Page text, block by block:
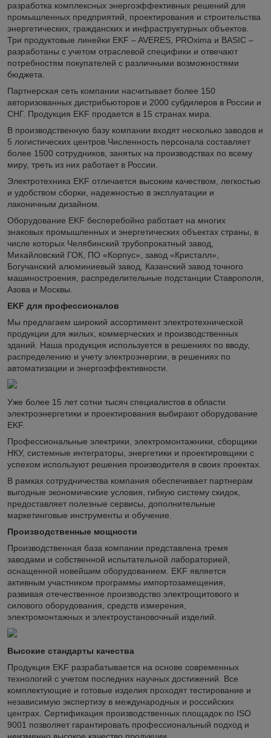
разработка комплексных энергоэффективных решений для
промышленных предприятий, проектирования и строительства
энергетических, гражданских и инфраструктурных объектов.
Три продуктовые линейки EKF – AVERES, PROxima и BASIC –
разработаны с учетом отраслевой специфики и отвечают
потребностям покупателей с различными возможностями
бюджета.
Партнерская сеть компании насчитывает более 150
авторизованных дистрибьюторов и 2000 субдилеров в России и
СНГ. Продукция EKF продается в 15 странах мира.
В производственную базу компании входят несколько заводов и
5 логистических центров.Численность персонала составляет
более 1500 сотрудников, занятых на производствах по всему
миру, треть из них работает в России.
Электротехника EKF отличается высоким качеством, легкостью
и удобством сборки, надежностью в эксплуатации и
лаконичным дизайном.
Оборудование EKF бесперебойно работает на многих
знаковых промышленных и энергетических объектах страны, в
числе которых Челябинский трубопрокатный завод,
Михайловский ГОК, ПО «Корпус», завод «Кристалл»,
Богучанский алюминиевый завод, Казанский завод точного
машиностроения, распределительные подстанции Ставрополя,
Азова и Москвы.
EKF для профессионалов
Мы предлагаем широкий ассортимент электротехнической
продукции для жилых, коммерческих и производственных
зданий. Наша продукция используется в решениях по вводу,
распределению и учету электроэнергии, в решениях по
автоматизации и энергоэффективности.
Уже более 15 лет сотни тысяч специалистов в области
электроэнергетики и проектирования выбирают оборудование
EKF.
Профессиональные электрики, электромонтажники, сборщики
НКУ, системные интеграторы, энергетики и проектировщики с
успехом используют решения производителя в своих проектах.
В рамках сотрудничества компания обеспечивает партнерам
выгодные экономические условия, гибкую систему скидок,
предоставляет полезные сервисы, дополнительные
маркетинговые инструменты и обучение.
Производственные мощности
Производственная база компании представлена тремя
заводами и собственной испытательной лабораторией,
оснащенной новейшим оборудованием. EKF является
активным участником программы импортозамещения,
развивая отечественное производство электрощитового и
силового оборудования, средств измерения,
электромонтажных и электроустановочный изделий.
Высокие стандарты качества
Продукция EKF разрабатывается на основе современных
технологий с учетом последних научных достижений. Все
комплектующие и готовые изделия проходят тестирование и
независимую экспертизу в международных и российских
центрах. Сертификация производственных площадок по ISO
9001 позволяет гарантировать профессиональный подход и